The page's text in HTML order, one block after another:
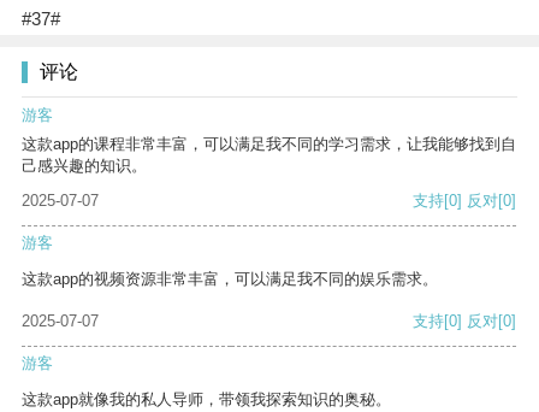
#37#
评论
游客
这款app的课程非常丰富，可以满足我不同的学习需求，让我能够找到自
己感兴趣的知识。
2025-07-07
支持[0] 反对[0]
游客
这款app的视频资源非常丰富，可以满足我不同的娱乐需求。
2025-07-07 支持[0] 反对[0]
游客
这款app就像我的私人导师，带领我探索知识的奥秘。